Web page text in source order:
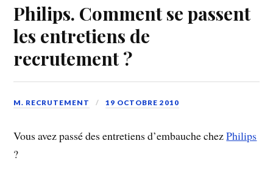
Philips. Comment se passent
les entretiens de
recrutement ?
M. RECRUTEMENT 19 OCTOBRE 2010
Vous avez passé des entretiens d’embauche chezPhilips
?